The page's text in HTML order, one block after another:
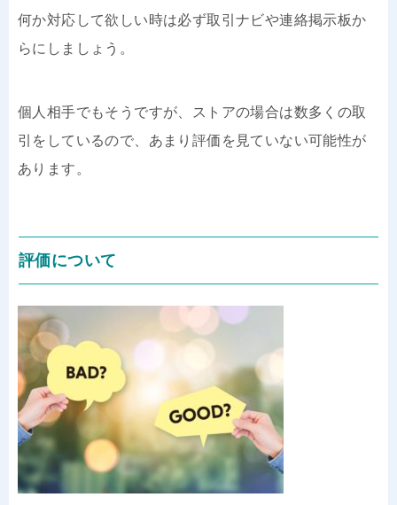
何か対応して欲しい時は必ず取引ナビや連絡掲示板か
らにしましょう。
個人相手でもそうですが、ストアの場合は数多くの取
引をしているので、あまり評価を見ていない可能性が
あります。
評価について